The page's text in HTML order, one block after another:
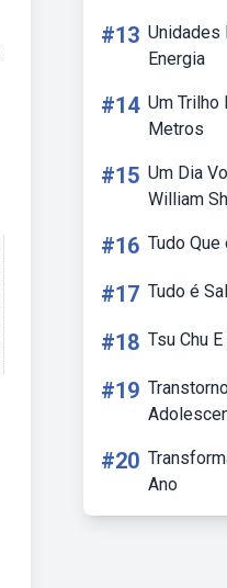
#13 Unidades
Energia
#14 Um Trilho
Metros
#15 Um Dia
William
#16 Tudo
#17 Tudo é
#18 Tsu Chu
#19
#20
Ano